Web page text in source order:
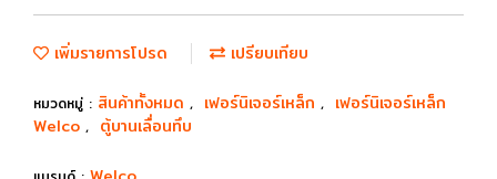
เพิ่มรายการโปรด เปรียบเทียบ
หมวดหมู่ : สินค้าทั้งหมด , เฟอร์นิเจอร์เหล็ก , เฟอร์นิเจอร์เหล็ก
Welco , ตู้บานเลื่อนทึบ